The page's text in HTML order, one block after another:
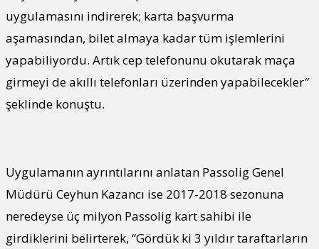
uygulamasını indirerek; karta başvurma
aşamasından, bilet almaya kadar tüm işlemlerini
yapabiliyordu. Artık cep telefonunu okutarak maça
girmeyi de akıllı telefonları üzerinden yapabilecekler”
şeklinde konuştu.
Uygulamanın ayrıntılarını anlatan Passolig Genel
Müdürü Ceyhun Kazancı ise 2017-2018 sezonuna
neredeyse üç milyon Passolig kart sahibi ile
girdiklerini belirterek, “Gördük ki 3 yıldır taraftarların